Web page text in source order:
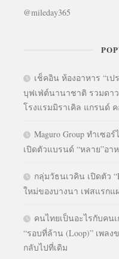
@mileday365
เช็คอิน ห้องอาหาร “เ
บุฟเฟ่ต์นานาชาติ รวมดา
โรงแรมมิราเคิล แกรนด์
Maguro Group ทำเซอ
เปิดตัวแบรนด์ “หลาย”อ
กลุ่มวัธนเวคิน เปิดตัว
ใหม่ของบางนา เฟสแรก
คนไทยเป็นอะไรกับคนเ
“รอบที่ล้าน (Loop)” เพล
กลับไปที่เดิม